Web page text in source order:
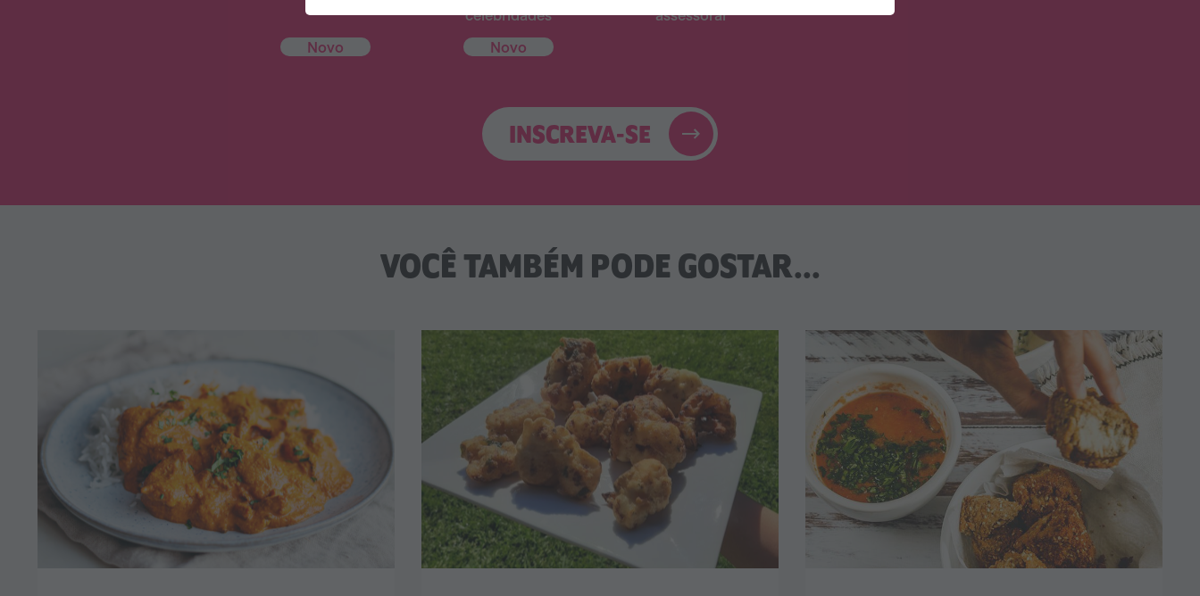
Novo
celebridades
Novo
assessorar
INSCREVA-SE
VOCÊ TAMBÉM PODE GOSTAR...